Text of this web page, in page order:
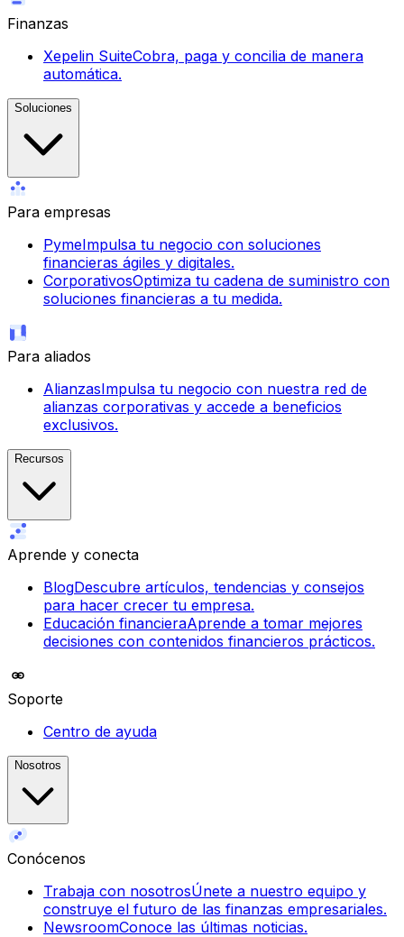
Finanzas
Xepelin SuiteCobra, paga y concilia de manera
automática.
Soluciones
Para empresas
PymeImpulsa tu negocio con soluciones
financieras ágiles y digitales.
CorporativosOptimiza tu cadena de suministro con
soluciones financieras a tu medida.
Para aliados
AlianzasImpulsa tu negocio con nuestra red de
alianzas corporativas y accede a beneficios
exclusivos.
Recursos
Aprende y conecta
BlogDescubre artículos, tendencias y consejos
para hacer crecer tu empresa.
Educación financieraAprende a tomar mejores
decisiones con contenidos financieros prácticos.
Soporte
Centro de ayuda
Nosotros
Conócenos
Trabaja con nosotrosÚnete a nuestro equipo y
construye el futuro de las finanzas empresariales.
NewsroomConoce las últimas noticias.